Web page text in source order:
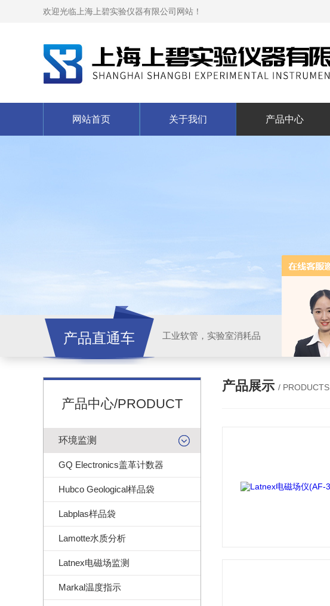
欢迎光临上海上碧实验仪器有限公司网站！
网站首页 关于我们 产品中心
产品直通车 工业软管，实验室消耗品
产品中心/PRODUCT
环境监测
GQ Electronics盖革计数器
Hubco Geological样品袋
Labplas样品袋
Lamotte水质分析
Latnex电磁场监测
Markal温度指示
产品展示 / PRODUCTS